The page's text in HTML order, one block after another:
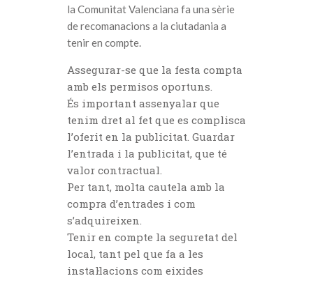
la Comunitat Valenciana fa una sèrie
de recomanacions a la ciutadania a
tenir en compte.
Assegurar-se que la festa compta
amb els permisos oportuns.
És important assenyalar que
tenim dret al fet que es complisca
l’oferit en la publicitat. Guardar
l’entrada i la publicitat, que té
valor contractual.
Per tant, molta cautela amb la
compra d’entrades i com
s’adquireixen.
Tenir en compte la seguretat del
local, tant pel que fa a les
instal·lacions com eixides